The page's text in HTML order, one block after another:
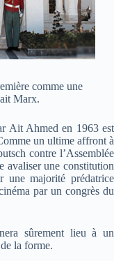
comme une
Marx.
Ait Ahmed en 1963 est
un ultime affront à
contre l’Assemblée
avaliser une constitution
une majorité prédatrice
par un congrès du
sûrement lieu à un
la forme.